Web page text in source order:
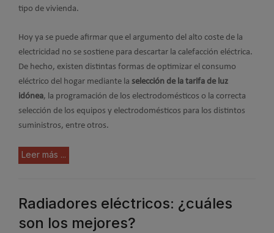
tipo de vivienda.
Hoy ya se puede afirmar que el argumento del alto coste de la
electricidad no se sostiene para descartar la calefacción eléctrica.
De hecho, existen distintas formas de optimizar el consumo
eléctrico del hogar mediante la selección de la tarifa de luz
idónea, la programación de los electrodomésticos o la correcta
selección de los equipos y electrodomésticos para los distintos
suministros, entre otros.
Leer más ...
Radiadores eléctricos: ¿cuáles
son los mejores?